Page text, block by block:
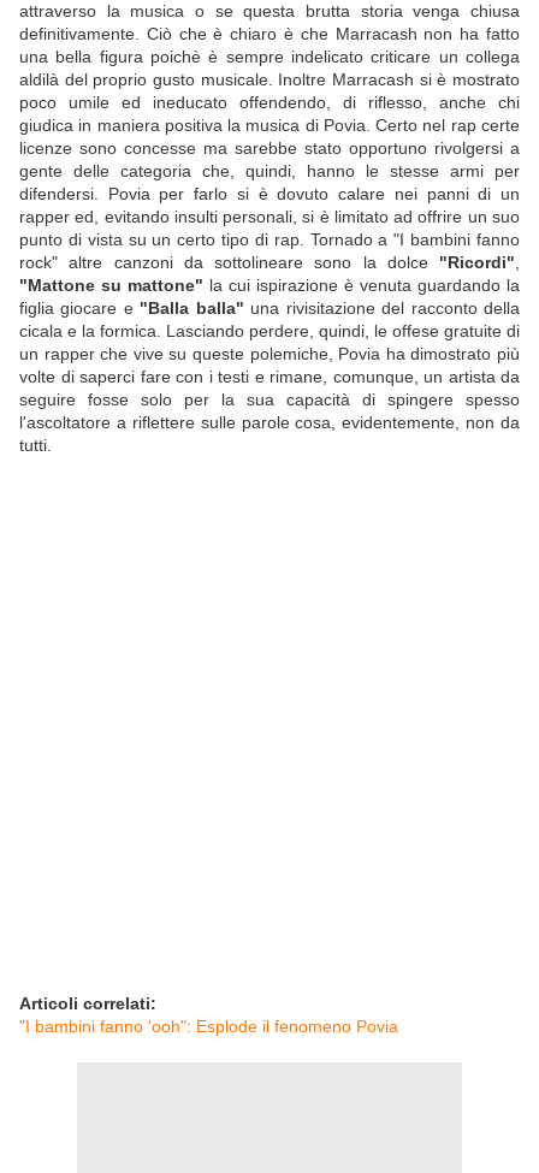
attraverso la musica o se questa brutta storia venga chiusa
definitivamente. Ciò che è chiaro è che Marracash non ha fatto
una bella figura poichè è sempre indelicato criticare un collega
aldilà del proprio gusto musicale. Inoltre Marracash si è mostrato
poco umile ed ineducato offendendo, di riflesso, anche chi
giudica in maniera positiva la musica di Povia. Certo nel rap certe
licenze sono concesse ma sarebbe stato opportuno rivolgersi a
gente delle categoria che, quindi, hanno le stesse armi per
difendersi. Povia per farlo si è dovuto calare nei panni di un
rapper ed, evitando insulti personali, si è limitato ad offrire un suo
punto di vista su un certo tipo di rap. Tornado a "I bambini fanno
rock" altre canzoni da sottolineare sono la dolce "Ricordi"
"Mattone su mattone" la cui ispirazione è venuta guardando la
figlia giocare e "Balla balla" una rivisitazione del racconto della
cicala e la formica. Lasciando perdere, quindi, le offese gratuite di
un rapper che vive su queste polemiche, Povia ha dimostrato più
volte di saperci fare con i testi e rimane, comunque, un artista da
seguire fosse solo per la sua capacità di spingere spesso
l'ascoltatore a riflettere sulle parole cosa, evidentemente, non da
tutti.
Articoli correlati:
"I bambini fanno 'ooh": Esplode il fenomeno Povia